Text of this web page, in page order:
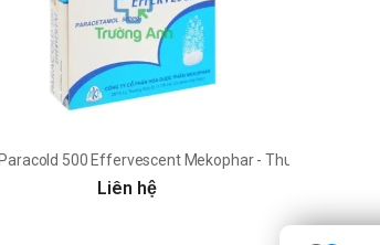
bệnh lý500 Effervescent Mekophar - Thuốc giúp
Liên hệ